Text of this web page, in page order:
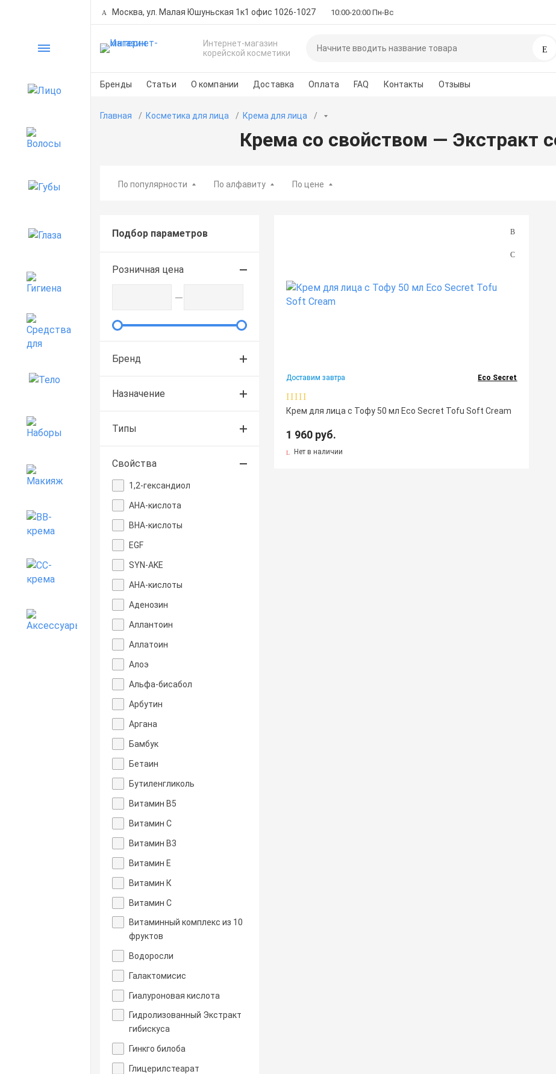
Москва, ул. Малая Юшуньская 1к1 офис 1026-1027 10:00-20:00 Пн-Вс
Интернет-магазин
корейской косметики
Бренды Статьи О компании Доставка Оплата FAQ Контакты Отзывы
Каталог
Средства для дома
BB-крема
CC-крема
Аксессуары
Главная Косметика для лица Крема для лица
Крема со свойством — Экстракт
По популярности По алфавиту По цене
Подбор параметров
Розничная цена
Бренд
Назначение
Типы
Свойства
1,2-гександиол
AHA-кислота
BHA-кислоты
EGF
SYN-AKE
АНА-кислоты
Аденозин
Аллантоин
Аллатоин
Алоэ
Альфа-бисабол
Арбутин
Аргана
Бамбук
Бетаин
Бутиленгликоль
Витамин B5
Витамин C
Витамин В3
Витамин Е
Витамин К
Витамин С
Витаминный комплекс из 10
фруктов
Водоросли
Галактомисис
Гиалуроновая кислота
Гидролизованный Экстракт
гибискуса
Гинкго билоба
Глицерилстеарат
Доставим завтра Eco Secret
Крем для лица с Тофу 50 мл Eco Secret Tofu Soft Cream
1 960 руб.
Нет в наличии